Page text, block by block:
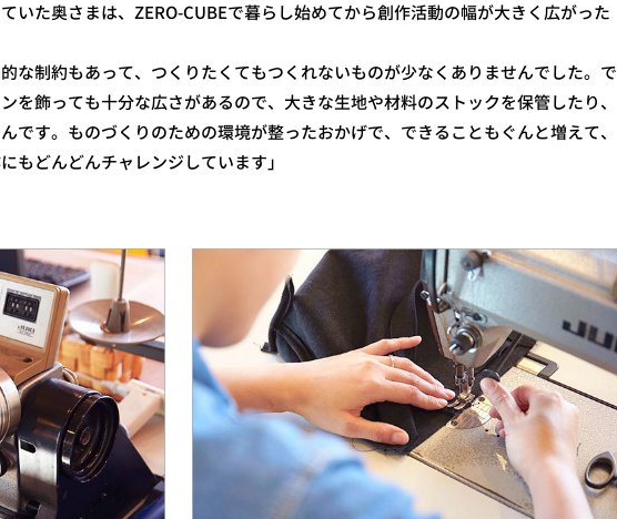
いた奥さまは、ZERO-CUBEで暮らし始めてから創作活動の幅が大きく広がった
な制約もあって、つくりたくてもつくれないものが少なくありませんでした。で
を飾っても十分な広さがあるので、大きな生地や材料のストックを保管したり、
です。ものづくりのための環境が整ったおかげで、できることもぐんと増えて、
もどんどんチャレンジしています」